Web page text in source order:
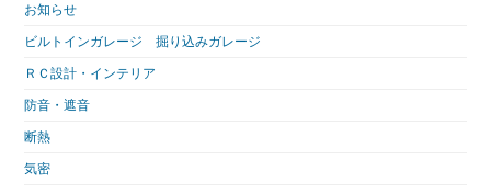
お知らせ
ビルトインガレージ 掘り込みガレージ
ＲＣ設計・インテリア
防音・遮音
断熱
気密